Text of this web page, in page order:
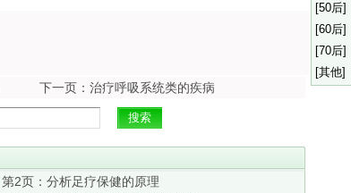
下一页：治疗呼吸系统类的疾病
第2页： 分析足疗保健的原理
[50后]
[60后]
[70后]
[其他]